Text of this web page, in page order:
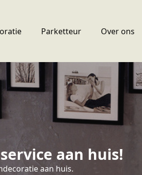
Parketteur Over ons
aan huis!
aan huis.